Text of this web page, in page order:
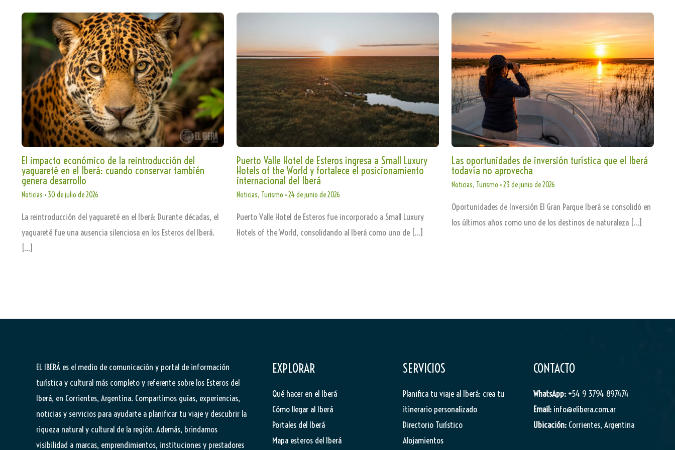
El impacto económico de la reintroducción del
yaguareté en el Iberá: cuando conservar también
genera desarrollo
Noticias • 30 de julio de 2026
La reintroducción del yaguareté en el Iberá: Durante décadas, el
yaguareté fue una ausencia silenciosa en los Esteros del Iberá.
[…]
Puerto Valle Hotel de Esteros ingresa a Small Luxury
Hotels of the World y fortalece el posicionamiento
internacional del Iberá
Noticias, Turismo •24 de junio de 2026
Puerto Valle Hotel de Esteros fue incorporado a Small Luxury
Hotels of the World, consolidando al Iberá como uno de […]
Las oportunidades de inversión turística que el Iberá
todavía no aprovecha
Noticias, Turismo •23 de junio de 2026
Oportunidades de Inversión El Gran Parque Iberá se consolidó en
los últimos años como uno de los destinos de naturaleza […]
EL IBERÁ es el medio de comunicación y portal de información
turística y cultural más completo y referente sobre los Esteros del
Iberá, en Corrientes, Argentina. Compartimos guías, experiencias,
noticias y servicios para ayudarte a planificar tu viaje y descubrir la
riqueza natural y cultural de la región. Además, brindamos
visibilidad a marcas, emprendimientos, instituciones y prestadores
EXPLORAR
Qué hacer en el Iberá
Cómo llegar al Iberá
Portales del Iberá
Mapa esteros del Iberá
SERVICIOS
Planifica tu viaje al Iberá: crea tu
itinerario personalizado
Directorio Turístico
Alojamientos
CONTACTO
WhatsApp: +54 9 3794 897474
Email: info@elibera.com.ar
Ubicación: Corrientes, Argentina